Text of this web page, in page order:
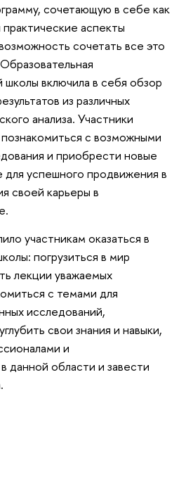
сочетающую в себе как
аспекты
сочетать все это
включила в себя обзор
из различных
анализа. Участники
с возможными
и приобрести новые
успешного продвижения в
своей карьеры в
участникам оказаться в
погрузиться в мир
лекции уважаемых
с темами для
исследований,
свои знания и навыки,
и
данной области и завести